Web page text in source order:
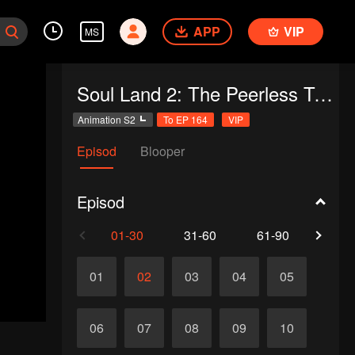
MS APP VIP
Soul Land 2: The Peerless Tang Clan
Animation S2 To EP 164 VIP
Episod Blooper
Episod
01-30 31-60 61-90
01 02 03 04 05
06 07 08 09 10